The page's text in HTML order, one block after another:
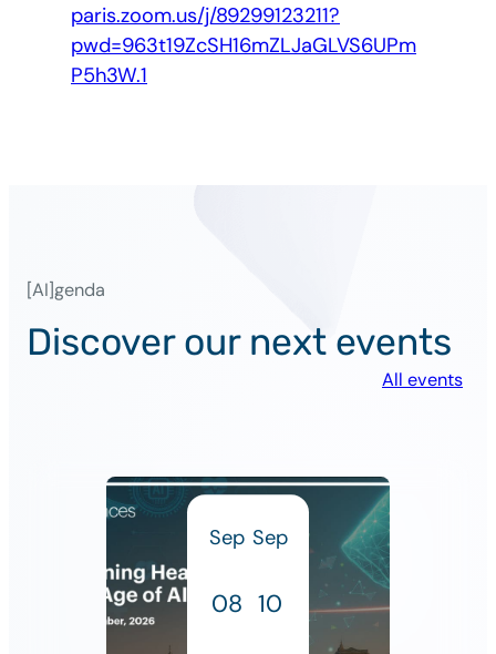
paris.zoom.us/j/89299123211?
pwd=963t19ZcSH16mZLJaGLVS6UPm
P5h3W.1
[AI]genda
Discover our next events
All events
Sep
08
Sep
10